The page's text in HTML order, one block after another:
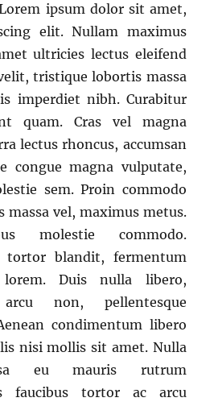
ipsum dolor sit amet,
elit. Nullam maximus
ultricies lectus eleifend
tristique lobortis massa
imperdiet nibh. Curabitur
quam. Cras vel magna
lectus rhoncus, accumsan
congue magna vulputate,
sem. Proin commodo
massa vel, maximus metus.
molestie commodo.
tortor blandit, fermentum
Duis nulla libero,
non, pellentesque
condimentum libero
nisi mollis sit amet. Nulla
eu mauris rutrum
faucibus tortor ac arcu